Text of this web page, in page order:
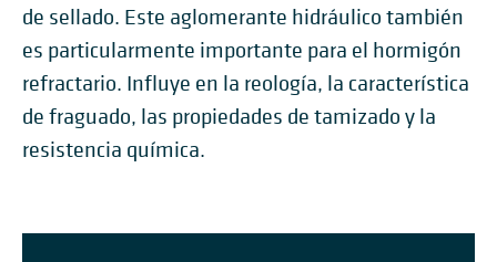
de sellado. Este aglomerante hidráulico también
es particularmente importante para el hormigón
refractario. Influye en la reología, la característica
de fraguado, las propiedades de tamizado y la
resistencia química.